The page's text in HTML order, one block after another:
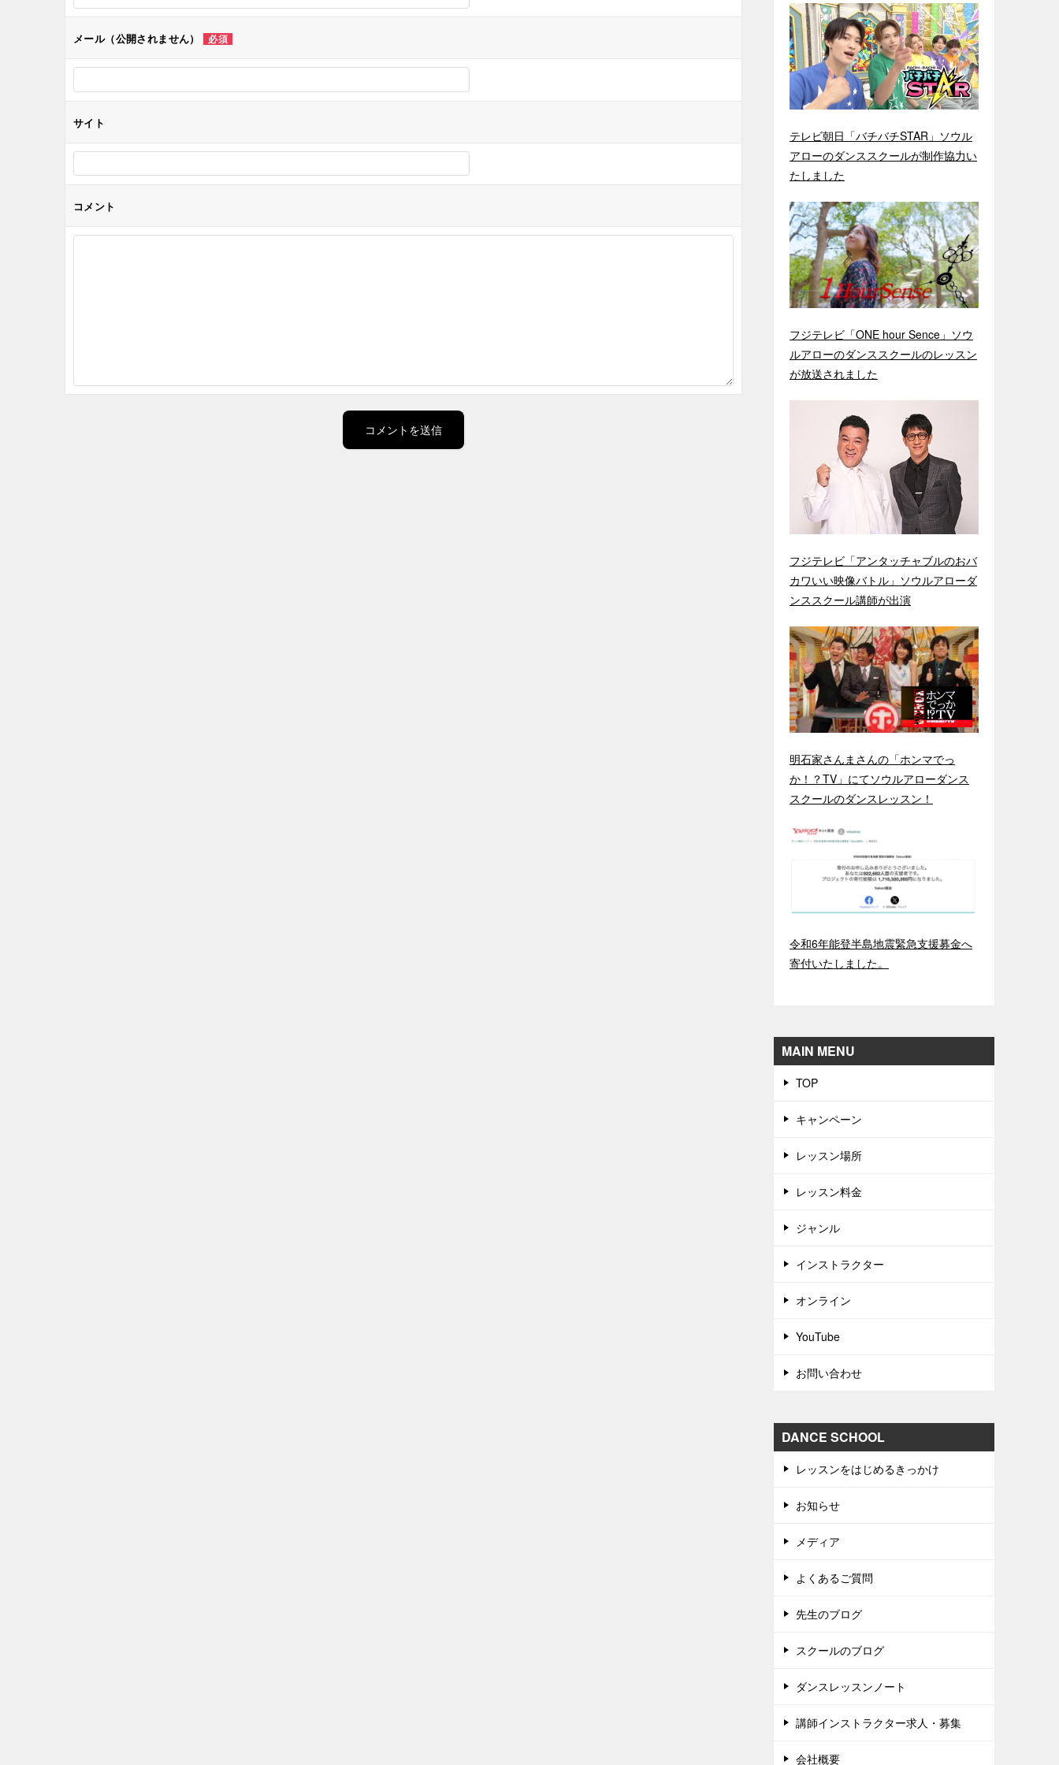
ン
メール（公開されません） 必須
サイト
コメント
テレビ朝日「バチバチSTAR」ソウル
アローのダンススクールが制作協力い
たしました
フジテレビ「ONE hour Sence」ソウ
ルアローのダンススクールのレッスン
が放送されました
フジテレビ「アンタッチャブルのおバ
カワいい映像バトル」ソウルアローダ
ンススクール講師が出演
明石家さんまさんの「ホンマでっ
か！？TV」にてソウルアローダンス
スクールのダンスレッスン！
令和6年能登半島地震緊急支援募金へ
寄付いたしました。
MAIN MENU
TOP
キャンペーン
レッスン場所
レッスン料金
ジャンル
インストラクター
オンライン
YouTube
お問い合わせ
DANCE SCHOOL
レッスンをはじめるきっかけ
お知らせ
メディア
よくあるご質問
先生のブログ
スクールのブログ
ダンスレッスンノート
講師インストラクター求人・募集
会社概要